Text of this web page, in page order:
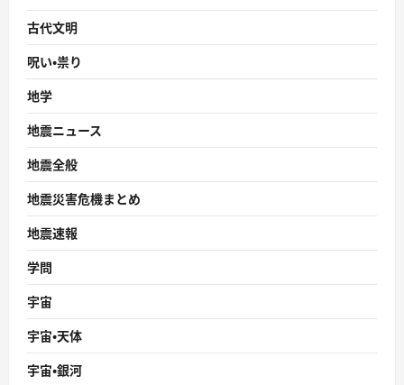
古代文明
呪い・祟り
地学
地震ニュース
地震全般
地震災害危機まとめ
地震速報
学問
宇宙
宇宙・天体
宇宙・銀河